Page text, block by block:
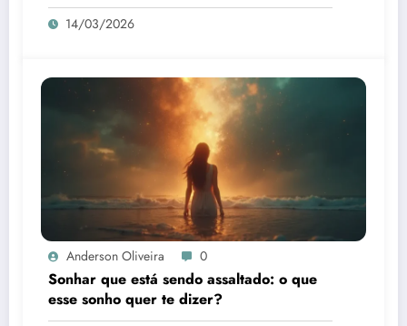
14/03/2026
Anderson Oliveira 0
Sonhar que está sendo assaltado: o que
esse sonho quer te dizer?